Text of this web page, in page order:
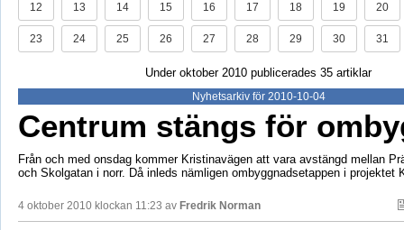
12 13 14 15 16 17 18 19 20
23 24 25 26 27 28 29 30 31
Under oktober 2010 publicerades 35 artiklar
Nyhetsarkiv för 2010-10-04
Centrum stängs för
Från och med onsdag kommer Kristinavägen att vara avstängd mellan
och Skolgatan i norr. Då inleds nämligen ombyggnadsetappen i projektet
4 oktober 2010 klockan 11:23 av Fredrik Norman